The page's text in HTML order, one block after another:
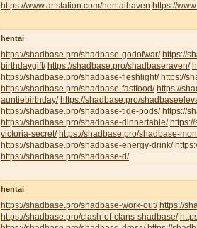
https://www.artstation.com/hentaihaven https://
hentai
https://shadbase.pro/shadbase-godofwar/ https://
birthdaygift/ https://shadbase.pro/shadbaseraven/
https://shadbase.pro/shadbase-fleshlight/ https://
https://shadbase.pro/shadbase-fastfood/ https://
auntiebirthday/ https://shadbase.pro/
https://shadbase.pro/shadbase-tide-pods/ https://
https://shadbase.pro/shadbase-dinnertable/
victoria-secret/ https://shadbase.pro/shadbase-
https://shadbase.pro/shadbase-energy-drink/
https://shadbase.pro/shadbase-d/
hentai
https://shadbase.pro/shadbase-work-out/ https://
https://shadbase.pro/clash-of-clans-shadbase/